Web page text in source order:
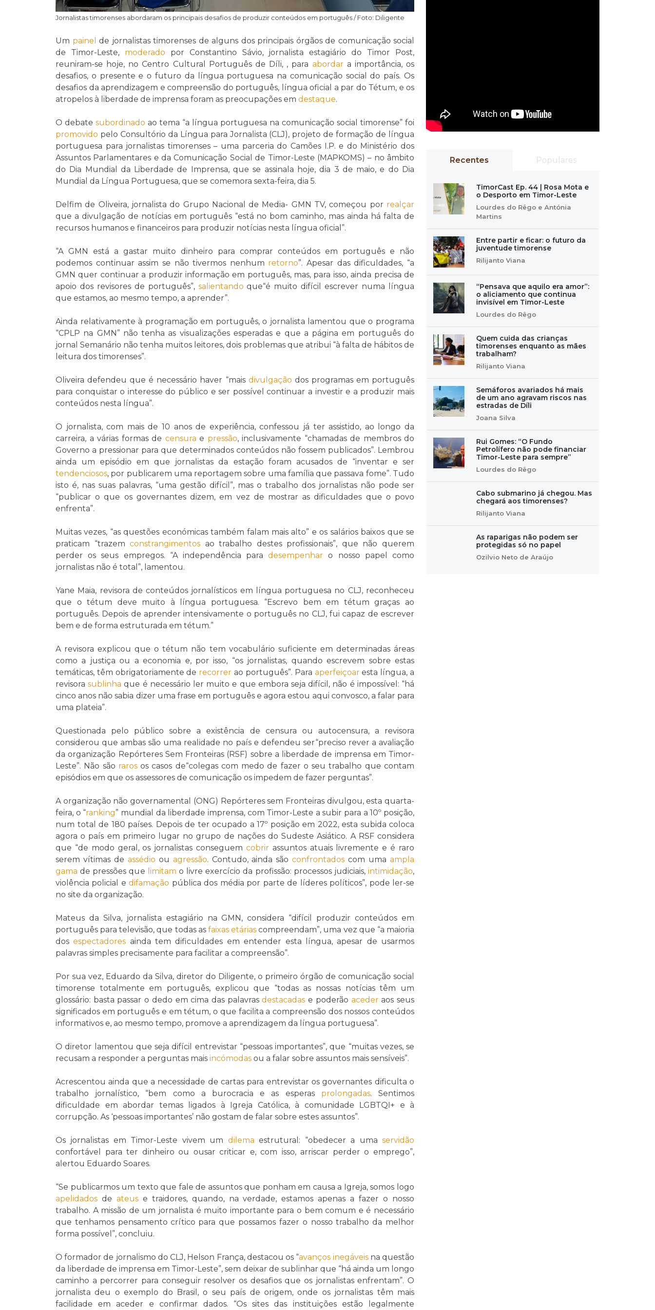
Jornalistas timorenses abordaram os principais desafios de produzir conteúdos em português / Foto: Diligente
Um painel de jornalistas timorenses de alguns dos principais órgãos de comunicação social
de Timor-Leste, moderado por Constantino Sávio, jornalista estagiário do Timor Post,
reuniram-se hoje, no Centro Cultural Português de Díli, , para abordara importância, os
desafios, o presente e o futuro da língua portuguesa na comunicação social do país. Os
desafios da aprendizagem e compreensão do português, língua oficial a par do Tétum, e os
atropelos à liberdade de imprensa foram as preocupações em destaque.
O debate subordinado ao tema “a língua portuguesa na comunicação social timorense” foi
promovido pelo Consultório da Língua para Jornalista (CLJ), projeto de formação de língua
portuguesa para jornalistas timorenses – uma parceria do Camões I.P. e do Ministério dos
Assuntos Parlamentares e da Comunicação Social de Timor-Leste (MAPKOMS) – no âmbito
do Dia Mundial da Liberdade de Imprensa, que se assinala hoje, dia 3 de maio, e do Dia
Mundial da Língua Portuguesa, que se comemora sexta-feira, dia 5.
Delfim de Oliveira, jornalista do Grupo Nacional de Media- GMN TV, começou por realçar
que a divulgação de notícias em português “está no bom caminho, mas ainda há falta de
recursos humanos e financeiros para produzir notícias nesta língua oficial”.
“A GMN está a gastar muito dinheiro para comprar conteúdos em português e não
podemos continuar assim se não tivermos nenhum retorno”. Apesar das dificuldades, “a
GMN quer continuar a produzir informação em português, mas, para isso, ainda precisa de
apoio dos revisores de português”, salientando que“é muito difícil escrever numa língua
que estamos, ao mesmo tempo, a aprender”.
Ainda relativamente à programação em português, o jornalista lamentou que o programa
“CPLP na GMN” não tenha as visualizações esperadas e que a página em português do
jornal Semanário não tenha muitos leitores, dois problemas que atribui “à falta de hábitos de
leitura dos timorenses”.
Oliveira defendeu que é necessário haver “mais divulgação dos programas em português
para conquistar o interesse do público e ser possível continuar a investir e a produzir mais
conteúdos nesta língua”.
O jornalista, com mais de 10 anos de experiência, confessou já ter assistido, ao longo da
carreira, a várias formas de censura e pressão, inclusivamente “chamadas de membros do
Governo a pressionar para que determinados conteúdos não fossem publicados”. Lembrou
ainda um episódio em que jornalistas da estação foram acusados de “inventar e ser
tendenciosos, por publicarem uma reportagem sobre uma família que passava fome”. Tudo
isto é, nas suas palavras, “uma gestão difícil”, mas o trabalho dos jornalistas não pode ser
“publicar o que os governantes dizem, em vez de mostrar as dificuldades que o povo
enfrenta”.
Muitas vezes, “as questões económicas também falam mais alto” e os salários baixos que se
praticam “trazemconstrangimentos ao trabalho destes profissionais”, que não querem
perder os seus empregos. “A independência paradesempenhar o nosso papel como
jornalistas não é total”, lamentou.
Yane Maia, revisora de conteúdos jornalísticos em língua portuguesa no CLJ, reconheceu
que o tétum deve muito à língua portuguesa. “Escrevo bem em tétum graças ao
português. Depois de aprender intensivamente o português no CLJ, fui capaz de escrever
bem e de forma estruturada em tétum.”
A revisora explicou que o tétum não tem vocabulário suficiente em determinadas áreas
como a justiça ou a economia e, por isso, “os jornalistas, quando escrevem sobre estas
temáticas, têm obrigatoriamente de recorrer ao português”. Para aperfeiçoaresta língua, a
revisorasublinha que é necessário ler muito e que embora seja difícil, não é impossível: “há
cinco anos não sabia dizer uma frase em português e agora estou aqui convosco, a falar para
uma plateia”.
Questionada pelo público sobre a existência de censura ou autocensura, a revisora
considerou que ambas são uma realidade no país e defendeu ser“preciso rever a avaliação
da organização Repórteres Sem Fronteiras (RSF) sobre a liberdade de imprensa em Timor-
Leste”. Não são rarosos casos de“colegas com medo de fazer o seu trabalho que contam
episódios em que os assessores de comunicação os impedem de fazer perguntas”.
A organização não governamental (ONG) Repórteres sem Fronteiras divulgou, esta quarta-
feira, o “ranking” mundial da liberdade imprensa, com Timor-Leste a subir para a 10º posição,
num total de 180 países. Depois de ter ocupado a 17º posição em 2022, esta subida coloca
agora o país em primeiro lugar no grupo de nações do Sudeste Asiático. A RSF considera
que “de modo geral, os jornalistas conseguem cobrirassuntos atuais livremente e é raro
serem vítimas de assédio ou agressão. Contudo, ainda sãoconfrontados com umaampla
gama de pressões que limitam o livre exercício da profissão: processos judiciais,intimidação,
violência policial edifamação pública dos média por parte de líderes políticos”, pode ler-se
no site da organização.
Mateus da Silva, jornalista estagiário na GMN, considera “difícil produzir conteúdos em
português para televisão, que todas as faixas etárias compreendam”, uma vez que “a maioria
dosespectadores ainda tem dificuldades em entender esta língua, apesar de usarmos
palavras simples precisamente para facilitar a compreensão”.
Por sua vez, Eduardo da Silva, diretor do Diligente, o primeiro órgão de comunicação social
timorense totalmente em português, explicou que “todas as nossas notícias têm um
glossário: basta passar o dedo em cima das palavrasdestacadas e poderão acederaos seus
significados em português e em tétum, o que facilita a compreensão dos nossos conteúdos
informativos e, ao mesmo tempo, promove a aprendizagem da língua portuguesa”.
O diretor lamentou que seja difícil entrevistar “pessoas importantes”, que “muitas vezes, se
recusam a responder a perguntas mais incómodas ou a falar sobre assuntos mais sensíveis”.
Acrescentou ainda que a necessidade de cartas para entrevistar os governantes dificulta o
trabalho jornalístico, “bem como a burocracia e as esperas prolongadas. Sentimos
dificuldade em abordar temas ligados à Igreja Católica, à comunidade LGBTQI+ e à
corrupção. As ‘pessoas importantes’ não gostam de falar sobre estes assuntos”.
Os jornalistas em Timor-Leste vivem um dilema estrutural: “obedecer a umaservidão
confortável para ter dinheiro ou ousar criticar e, com isso, arriscar perder o emprego”,
alertou Eduardo Soares.
“Se publicarmos um texto que fale de assuntos que ponham em causa a Igreja, somos logo
apelidados de ateuse traidores, quando, na verdade, estamos apenas a fazer o nosso
trabalho. A missão de um jornalista é muito importante para o bem comum e é necessário
que tenhamos pensamento crítico para que possamos fazer o nosso trabalho da melhor
forma possível”, concluiu.
O formador de jornalismo do CLJ, Helson França, destacou os “avanços inegáveisna questão
da liberdade de imprensa em Timor-Leste”, sem deixar de sublinhar que “há ainda um longo
caminho a percorrer para conseguir resolver os desafios que os jornalistas enfrentam”. O
jornalista deu o exemplo do Brasil, o seu país de origem, onde os jornalistas têm mais
facilidade em aceder e confirmar dados. “Os sites das instituições estão legalmente
Recentes Populares
TimorCast Ep. 44 | Rosa Mota e
o Desporto em Timor-Leste
Lourdes do Rêgo e Antónia
Martins
Entre partir e ficar: o futuro da
juventude timorense
Rilijanto Viana
“Pensava que aquilo era amor”:
o aliciamento que continua
invisível em Timor-Leste
Lourdes do Rêgo
Quem cuida das crianças
timorenses enquanto as mães
trabalham?
Rilijanto Viana
Semáforos avariados há mais
de um ano agravam riscos nas
estradas de Díli
Joana Silva
Rui Gomes: “O Fundo
Petrolífero não pode financiar
Timor-Leste para sempre”
Lourdes do Rêgo
Cabo submarino já chegou. Mas
chegará aos timorenses?
Rilijanto Viana
As raparigas não podem ser
protegidas só no papel
Ozilvio Neto de Araújo